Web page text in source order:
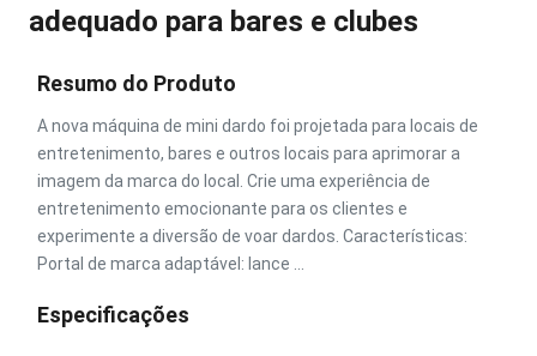
adequado para bares e clubes
Resumo do Produto
A nova máquina de mini dardo foi projetada para locais de
entretenimento, bares e outros locais para aprimorar a
imagem da marca do local. Crie uma experiência de
entretenimento emocionante para os clientes e
experimente a diversão de voar dardos. Características:
Portal de marca adaptável: lance ...
Especificações